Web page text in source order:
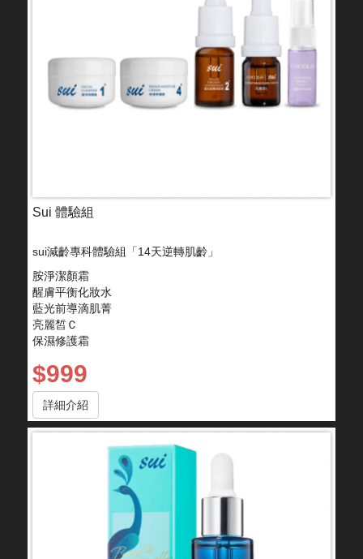
Sui 體驗組
sui減齡專科體驗組「14天逆轉肌齡」
胺淨潔顏霜
醒膚平衡化妝水
藍光前導滴肌菁
亮麗皙Ｃ
保濕修護霜
$999
詳細介紹